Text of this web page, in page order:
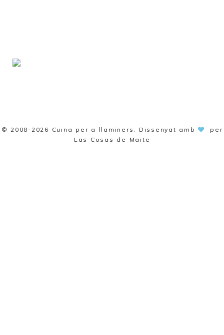
© 2008-2026 Cuina per a llaminers . Dissenyat amb
per
Las Cosas de Maite